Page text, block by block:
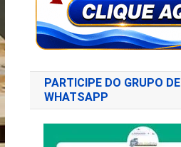
PARTICIPE DO GRUPO DE
WHATSAPP